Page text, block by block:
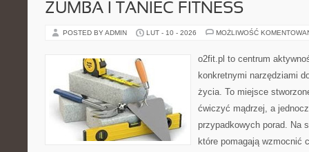
ZUMBA I TANIEC FITNESS
POSTED BY ADMIN LUT - 10 - 2026 MOŻLIWOŚĆ
o2fit.pl to centrum
konkretnymi narzędziami
życia. To miejsce
ćwiczyć mądrzej, a
przypadkowych porad. Na
które pomagają wzmocnić